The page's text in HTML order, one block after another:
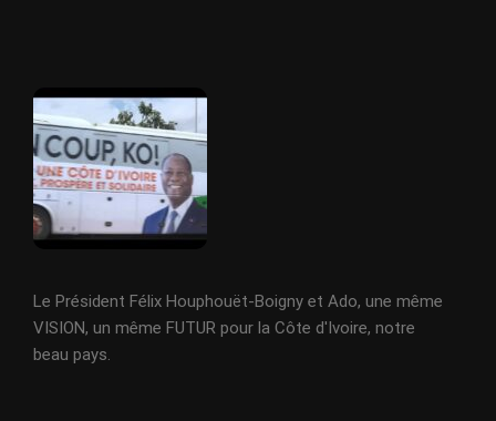
Le Président Félix Houphouët-Boigny et Ado, une même
VISION, un même FUTUR pour la Côte d'Ivoire, notre
beau pays.